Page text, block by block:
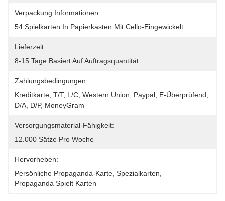
Verpackung Informationen:
54 Spielkarten In Papierkasten Mit Cello-Eingewickelt
Lieferzeit:
8-15 Tage Basiert Auf Auftragsquantität
Zahlungsbedingungen:
Kreditkarte, T/T, L/C, Western Union, Paypal, E-Überprüfend,
D/A, D/P, MoneyGram
Versorgungsmaterial-Fähigkeit:
12.000 Sätze Pro Woche
Hervorheben:
Persönliche Propaganda-Karte Spezialkarten
Propaganda Spielt Karten